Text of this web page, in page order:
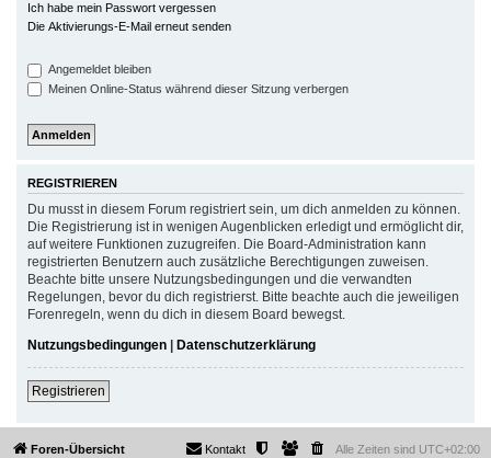
Ich habe mein Passwort vergessen
Die Aktivierungs-E-Mail erneut senden
Angemeldet bleiben
Meinen Online-Status während dieser Sitzung verbergen
REGISTRIEREN
Du musst in diesem Forum registriert sein, um dich anmelden zu können.
Die Registrierung ist in wenigen Augenblicken erledigt und ermöglicht dir,
auf weitere Funktionen zuzugreifen. Die Board-Administration kann
registrierten Benutzern auch zusätzliche Berechtigungen zuweisen.
Beachte bitte unsere Nutzungsbedingungen und die verwandten
Regelungen, bevor du dich registrierst. Bitte beachte auch die jeweiligen
Forenregeln, wenn du dich in diesem Board bewegst.
Nutzungsbedingungen | Datenschutzerklärung
Registrieren
Foren-Übersicht Alle Zeiten sind UTC+02:00
Kontakt